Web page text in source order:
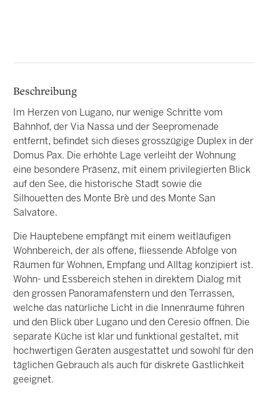
Beschreibung
Im Herzen von Lugano, nur wenige Schritte vom
Bahnhof, der Via Nassa und der Seepromenade
entfernt, befindet sich dieses grosszügige Duplex in der
Domus Pax. Die erhöhte Lage verleiht der Wohnung
eine besondere Präsenz, mit einem privilegierten Blick
auf den See, die historische Stadt sowie die
Silhouetten des Monte Brè und des Monte San
Salvatore.
Die Hauptebene empfängt mit einem weitläufigen
Wohnbereich, der als offene, fliessende Abfolge von
Räumen für Wohnen, Empfang und Alltag konzipiert ist.
Wohn- und Essbereich stehen in direktem Dialog mit
den grossen Panoramafenstern und den Terrassen,
welche das natürliche Licht in die Innenräume führen
und den Blick über Lugano und den Ceresio öffnen. Die
separate Küche ist klar und funktional gestaltet, mit
hochwertigen Geräten ausgestattet und sowohl für den
täglichen Gebrauch als auch für diskrete Gastlichkeit
geeignet.